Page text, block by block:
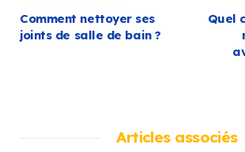
Comment nettoyer ses
joints de salle de bain ?
Quel
Articles associés